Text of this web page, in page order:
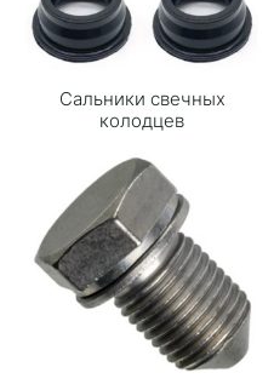
Сальники свечных
колодцев